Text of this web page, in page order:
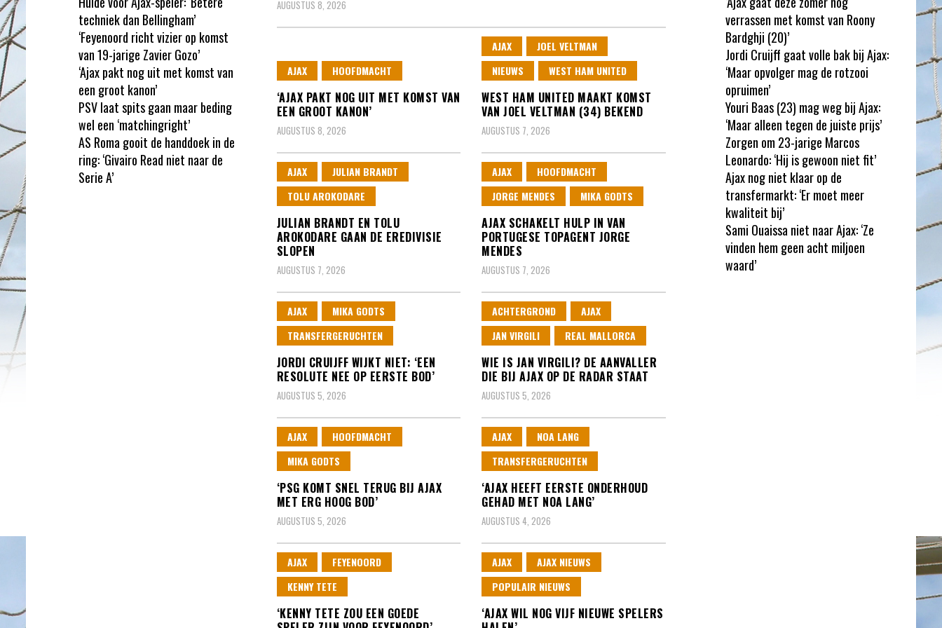
AUGUSTUS 8, 2026
AJAX HOOFDMACHT
‘AJAX PAKT NOG UIT MET KOMST VAN
EEN GROOT KANON’
AUGUSTUS 8, 2026
AJAX
JOEL VELTMAN
NIEUWS
WEST HAM UNITED
WEST HAM UNITED MAAKT KOMST
VAN JOEL VELTMAN (34) BEKEND
AUGUSTUS 7, 2026
AJAX
JULIAN BRANDT
TOLU AROKODARE
JULIAN BRANDT EN TOLU
AROKODARE GAAN DE EREDIVISIE
SLOPEN
AUGUSTUS 7, 2026
AJAX
HOOFDMACHT
JORGE MENDES
MIKA GODTS
AJAX SCHAKELT HULP IN VAN
PORTUGESE TOPAGENT JORGE
MENDES
AUGUSTUS 7, 2026
AJAX
MIKA GODTS
TRANSFERGERUCHTEN
JORDI CRUIJFF WIJKT NIET: ‘EEN
RESOLUTE NEE OP EERSTE BOD’
AUGUSTUS 5, 2026
ACHTERGROND
AJAX
JAN VIRGILI
REAL MALLORCA
WIE IS JAN VIRGILI? DE AANVALLER
DIE BIJ AJAX OP DE RADAR STAAT
AUGUSTUS 5, 2026
AJAX
HOOFDMACHT
MIKA GODTS
‘PSG KOMT SNEL TERUG BIJ AJAX
MET ERG HOOG BOD’
AUGUSTUS 5, 2026
AJAX
NOA LANG
TRANSFERGERUCHTEN
‘AJAX HEEFT EERSTE ONDERHOUD
GEHAD MET NOA LANG’
AUGUSTUS 4, 2026
AJAX
FEYENOORD
KENNY TETE
‘KENNY TETE ZOU EEN GOEDE
AJAX
AJAX NIEUWS
POPULAIR NIEUWS
‘AJAX WIL NOG VIJF NIEUWE SPELERS
techniek dan Bellingham’
‘Feyenoord richt vizier op komst
van 19-jarige Zavier Gozo’
‘Ajax pakt nog uit met komst van
een groot kanon’
PSV laat spits gaan maar beding
wel een ‘matchingright’
AS Roma gooit de handdoek in de
ring: ‘Givairo Read niet naar de
Serie A’
verrassen met komst van Roony
Bardghji (20)’
Jordi Cruijff gaat volle bak bij Ajax:
‘Maar opvolger mag de rotzooi
opruimen’
Youri Baas (23) mag weg bij Ajax:
‘Maar alleen tegen de juiste prijs’
Zorgen om 23-jarige Marcos
Leonardo: ‘Hij is gewoon niet fit’
Ajax nog niet klaar op de
transfermarkt: ‘Er moet meer
kwaliteit bij’
Sami Ouaissa niet naar Ajax: ‘Ze
vinden hem geen acht miljoen
waard’